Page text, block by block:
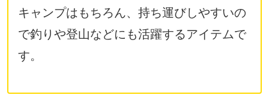
キャンプはもちろん、持ち運びしやすいの
で釣りや登山などにも活躍するアイテムで
す。